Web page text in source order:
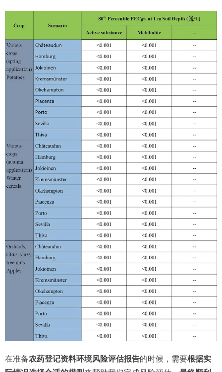
在准备农药登记资料环境风险评估报告的时候，需要根据实